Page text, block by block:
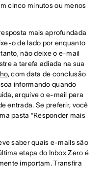
cinco minutos ou menos
mais aprofundada
o de lado por enquanto
não deixe o e-mail
a tarefa adiada na sua
, com data de conclusão
informando quando
arquive o e-mail para
entrada. Se preferir, você
pasta “Responder mais
saber quais e-mails são
etapa do Inbox Zero é
importam. Transfira